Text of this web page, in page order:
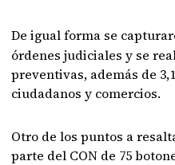
De igual forma se
órdenes judiciales y se
preventivas, además de
ciudadanos y comercios.
Otro de los puntos a
parte del CON de 75